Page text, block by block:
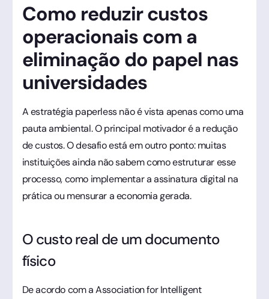
Como reduzir custos
operacionais com a
eliminação do papel nas
universidades
A estratégia paperless não é vista apenas como uma
pauta ambiental. O principal motivador é a redução
de custos. O desafio está em outro ponto: muitas
instituições ainda não sabem como estruturar esse
processo, como implementar a assinatura digital na
prática ou mensurar a economia gerada.
O custo real de um documento
físico
De acordo com a Association for Intelligent